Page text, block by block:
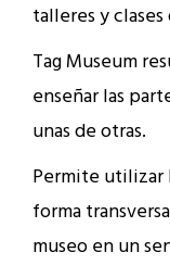
talleres y
Tag Museum
enseñar las
unas de otras.
Permite utilizar
forma
museo en un